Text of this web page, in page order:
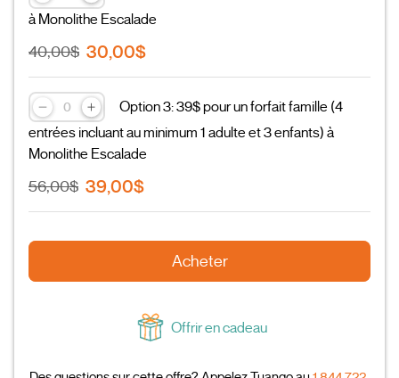
à Monolithe Escalade
40,00$ 30,00$
Option 3: 39$ pour un forfait famille (4
entrées incluant au minimum 1 adulte et 3 enfants) à
Monolithe Escalade
56,00$ 39,00$
Acheter
Offrir en cadeau